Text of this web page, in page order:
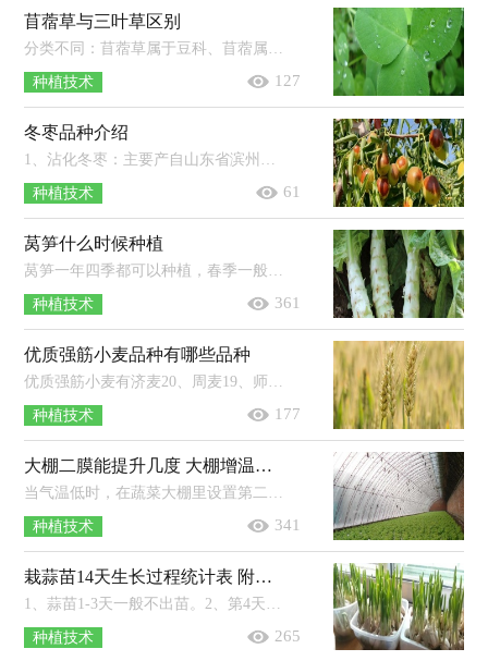
苜蓿草与三叶草区别
种植技术 127
冬枣品种介绍
种植技术 61
莴笋什么时候种植
种植技术 361
优质强筋小麦品种有哪些品种
种植技术 177
大棚二膜能提升几度 大棚增温宝成分
种植技术 341
栽蒜苗14天生长过程统计表 附蒜苗的种植时间
种植技术 265